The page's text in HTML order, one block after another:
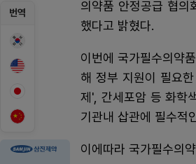
번역
의약품 안정공급 협의
했다고 밝혔다.
이번에 국가필수의약
해 정부 지원이 필요
제', 간세포암 등 화학
기관내 삽관에 필수적
이에따라 국가필수의